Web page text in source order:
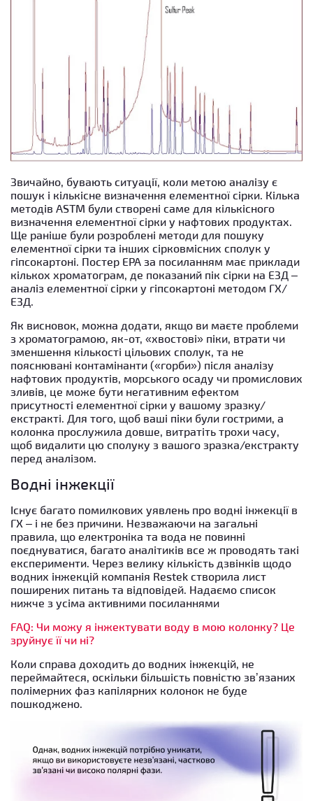
Звичайно, бувають ситуації, коли метою аналізу є
пошук і кількісне визначення елементної сірки. Кілька
методів ASTM були створені саме для кількісного
визначення елементної сірки у нафтових продуктах.
Ще раніше були розроблені методи для пошуку
елементної сірки та інших сірковмісних сполук у
гіпсокартоні. Постер EPA за посиланням має приклади
кількох хроматограм, де показаний пік сірки на ЕЗД –
аналіз елементної сірки у гіпсокартоні методом ГХ/
ЕЗД.
Як висновок, можна додати, якщо ви маєте проблеми
з хроматограмою, як-от, «хвостові» піки, втрати чи
зменшення кількості цільових сполук, та не
пояснювані контамінанти («горби») після аналізу
нафтових продуктів, морського осаду чи промислових
зливів, це може бути негативним ефектом
присутності елементної сірки у вашому зразку/
екстракті. Для того, щоб ваші піки були гострими, а
колонка прослужила довше, витратіть трохи часу,
щоб видалити цю сполуку з вашого зразка/екстракту
перед аналізом.
Водні інжекції
Існує багато помилкових уявлень про водні інжекції в
ГХ – і не без причини. Незважаючи на загальні
правила, що електроніка та вода не повинні
поєднуватися, багато аналітиків все ж проводять такі
експерименти. Через велику кількість дзвінків щодо
водних інжекцій компанія Restek створила лист
поширених питань та відповідей. Надаємо список
нижче з усіма активними посиланнями
FAQ: Чи можу я інжектувати воду в мою колонку? Це
зруйнує її чи ні?
Коли справа доходить до водних інжекцій, не
переймайтеся, оскільки більшість повністю зв’язаних
полімерних фаз капілярних колонок не буде
пошкоджено.